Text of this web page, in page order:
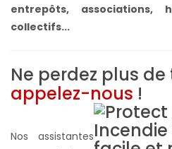
entrepôts, associations,
collectifs...
Ne perdez plus
appelez-nous !
Nos assistantes